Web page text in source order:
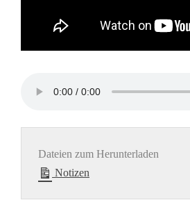
Dateien zum Herunterladen
Notizen